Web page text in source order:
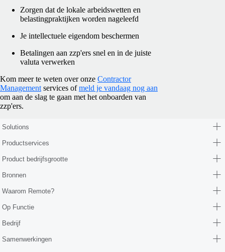
Zorgen dat de lokale arbeidswetten en
belastingpraktijken worden nageleefd
Je intellectuele eigendom beschermen
Betalingen aan zzp'ers snel en in de juiste
valuta verwerken
Kom meer te weten over onze Contractor
Managementservices ofmeld je vandaag nog aan
om aan de slag te gaan met het onboarden van
zzp'ers.
Solutions
Productservices
Product bedrijfsgrootte
Bronnen
Waarom Remote?
Op Functie
Bedrijf
Samenwerkingen